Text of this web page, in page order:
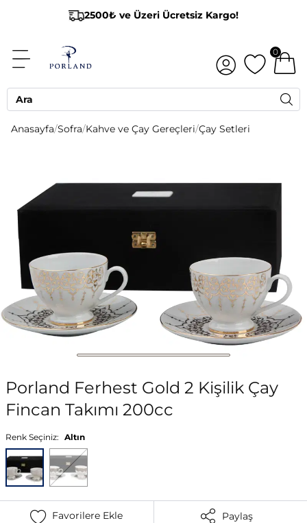
2500₺ ve Üzeri Ücretsiz Kargo!
0
Anasayfa/Sofra/Kahve ve Çay Gereçleri/Çay Setleri
Porland Ferhest Gold 2 Kişilik Çay
Fincan Takımı 200cc
Renk Seçiniz: Altın
Favorilere Ekle Paylaş